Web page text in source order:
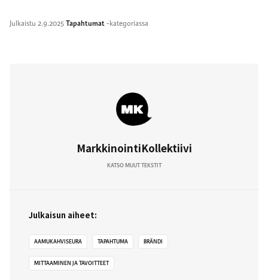
Julkaistu 2.9.2025Tapahtumat-kategoriassa
MarkkinointiKollektiivi
KATSO MUUT TEKSTIT
Julkaisun aiheet:
AAMUKAHVISEURA TAPAHTUMA BRÄNDI
MITTAAMINEN JA TAVOITTEET